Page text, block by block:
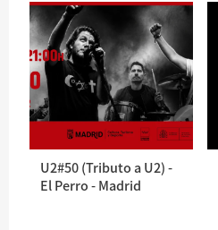
U2#50 (Tributo a U2) -
El Perro - Madrid